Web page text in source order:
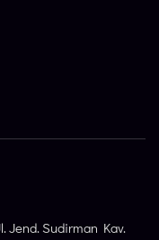
Jend. Sudirman Kav.